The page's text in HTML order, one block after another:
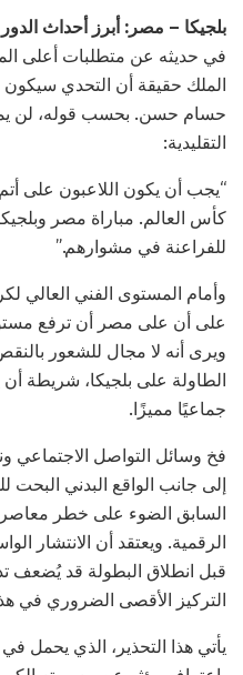
بلجيكا – مصر: أبرز أحداث الدور
في حديثه عن متطلبات أعلى
الملك حقيقة أن التحدي سيكون
حسام حسن. بحسب قوله، لن يمر
التقليدية:
“يجب أن يكون اللاعبون على أتم
كأس العالم. مباراة مصر
للفراعنة في مشوارهم.”
وأمام المستوى الفني العالي
على أن على مصر أن ترفع
ويرى أنه لا مجال للشعور
الطاولة على بلجيكا، شريطة أن
جماعيًا مميزًا.
فخ وسائل التواصل الاجتماعي
إلى جانب الواقع البدني
السابق الضوء على خطر معاصر
الرقمية. ويعتقد أن الانتشار
قبل انطلاق البطولة قد يُضعف
التركيز الأقصى الضروري في
يأتي هذا التحذير، الذي يحمل